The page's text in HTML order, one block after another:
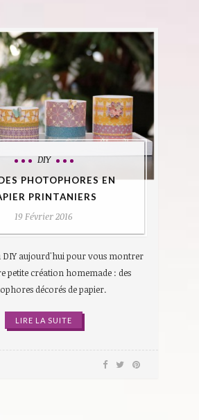
DIY
PHOTOPHORES EN
PRINTANIERS
19 Février 2016
aujourd'hui pour vous montrer
petite création homemade : des
décorés de papier.
LIRE LA SUITE